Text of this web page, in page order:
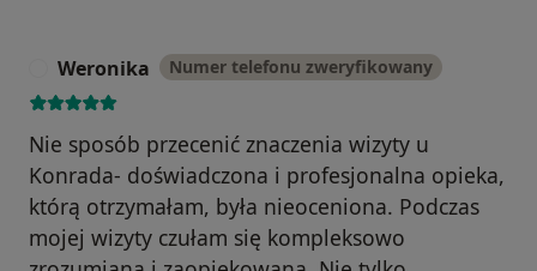
Weronika Numer telefonu zweryfikowany
Nie sposób przecenić znaczenia wizyty u
Konrada- doświadczona i profesjonalna opieka,
którą otrzymałam, była nieoceniona. Podczas
mojej wizyty czułam się kompleksowo